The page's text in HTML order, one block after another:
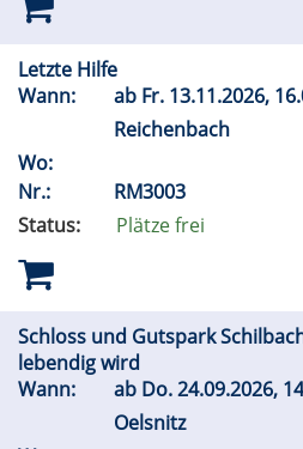
Letzte Hilfe
Wann:
ab Fr. 13.11.2026,
Reichenbach
Wo:
Nr.:
RM3003
Status:
Plätze frei
Schloss und Gutspark
lebendig wird
Wann:
ab Do.24.09.2026,
Oelsnitz